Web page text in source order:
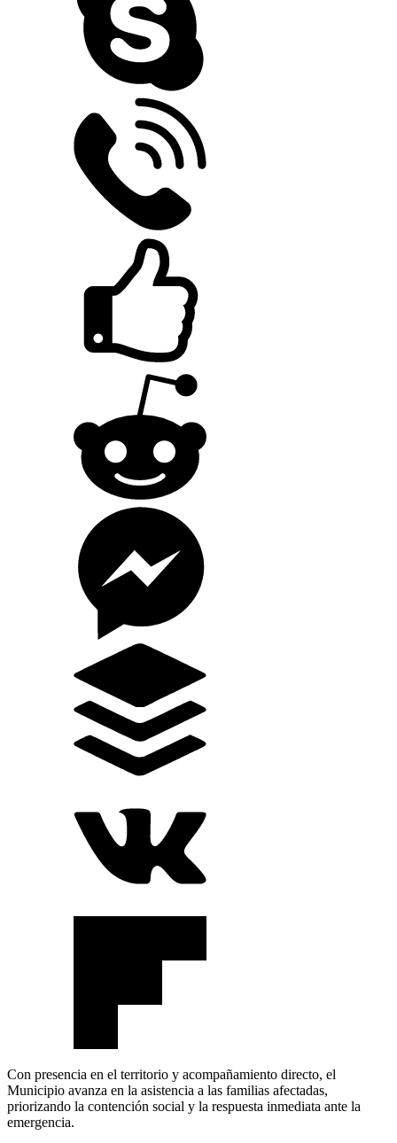
Con presencia en el territorio y acompañamiento directo, el
Municipio avanza en la asistencia a las familias afectadas,
priorizando la contención social y la respuesta inmediata ante la
emergencia.